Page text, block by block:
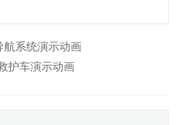
航系统演示动画
护车演示动画